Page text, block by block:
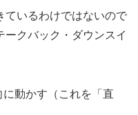
ているわけではないので
クバック・ダウンスイ
動かす（これを「直